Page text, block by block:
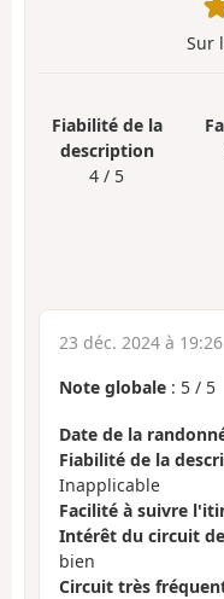
Sur
Fiabilité de la
description
4 / 5
23 déc. 2024 à 19:26
Note globale : 5 / 5
Date de la
Fiabilité de la
Inapplicable
Facilité à suivre
Intérêt du circuit
bien
Circuit très